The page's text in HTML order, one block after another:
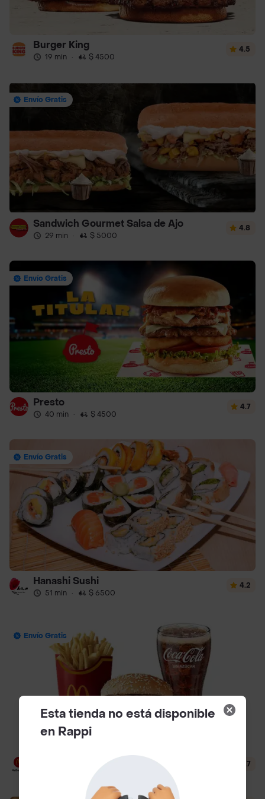
Burger King
19 min · $ 4500
4.5
Envío Gratis
Sandwich Gourmet Salsa de Ajo
29 min · $ 5000
4.8
Envío Gratis
Presto
40 min · $ 4500
4.7
Envío Gratis
Hanashi Sushi
51 min · $ 6500
4.2
Envío Gratis
$ 3500
4.7
Esta tienda no está disponible
en Rappi